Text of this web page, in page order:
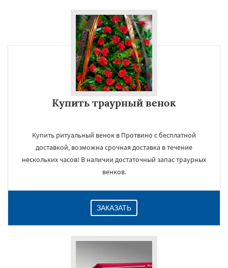
Купить траурный венок
Купить ритуальный венок в Протвино с бесплатной
доставкой, возможна срочная доставка в течение
нескольких часов! В наличии достаточный запас траурных
венков.
ЗАКАЗАТЬ